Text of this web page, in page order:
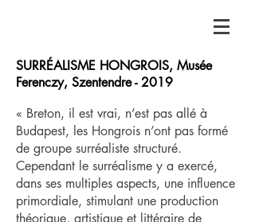
SURRÉALISME HONGROIS, Musée
Ferenczy, Szentendre - 2019
« Breton, il est vrai, n’est pas allé à
Budapest, les Hongrois n’ont pas formé
de groupe surréaliste structuré.
Cependant le surréalisme y a exercé,
dans ses multiples aspects, une influence
primordiale, stimulant une production
théorique, artistique et littéraire de